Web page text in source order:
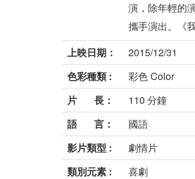
演，除年輕的
攜手演出。《
上映日期：
2015/12/31
色彩種類 :
彩色 Color
片 長：
110 分鐘
語 言：
國語
影片類型 :
劇情片
類別元素 :
喜劇